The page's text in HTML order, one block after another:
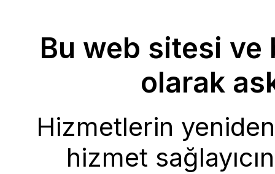
Bu web sitesi ve
olarak
Hizmetlerin
hizmet